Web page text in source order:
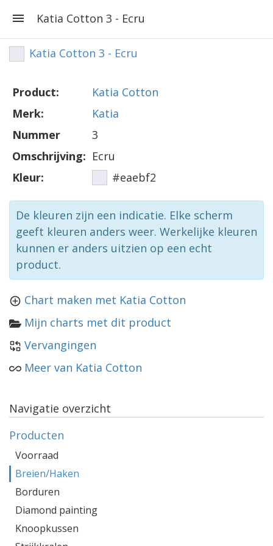
Katia Cotton 3 - Ecru
Katia Cotton 3 - Ecru
Product:
Katia Cotton
Merk:
Katia
Nummer
3
Omschrijving: Ecru
Kleur:
#eaebf2
De kleuren zijn een indicatie. Elke scherm
geeft kleuren anders weer. Werkelijke kleuren
kunnen er anders uitzien op een echt
product.
Chart maken met Katia Cotton
Mijn charts met dit product
Vervangingen
Meer van Katia Cotton
Navigatie overzicht
Producten
Voorraad
Breien/Haken
Borduren
Diamond painting
Knoopkussen